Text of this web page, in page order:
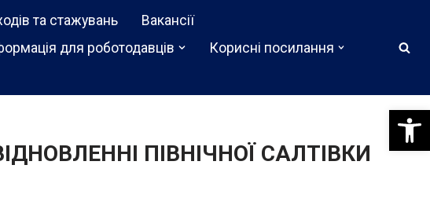
та стажувань
Вакансії
для роботодавців
Корисні посилання
ПІВНІЧНОЇ САЛТІВКИ